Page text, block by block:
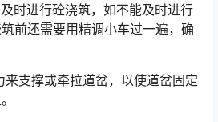
时进行砼浇筑，如不能及时进行
前还需要用精调小车过一遍，确
支撑或牵拉道岔，以使道岔固定